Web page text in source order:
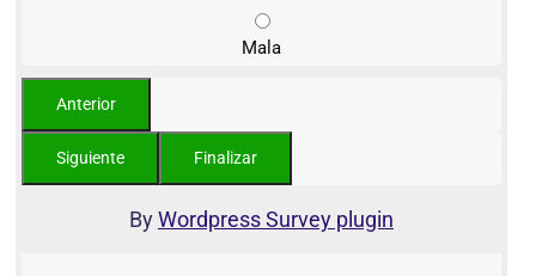
Mala
ByWordpress Survey plugin